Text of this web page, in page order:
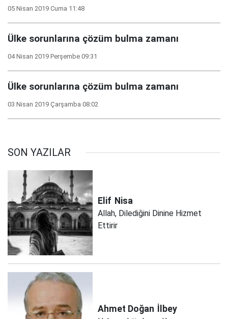
05 Nisan 2019 Cuma 11:48
Ülke sorunlarına çözüm bulma zamanı
04 Nisan 2019 Perşembe 09:31
Ülke sorunlarına çözüm bulma zamanı
03 Nisan 2019 Çarşamba 08:02
SON YAZILAR
Elif Nisa
Allah, Dilediğini Dinine Hizmet
Ettirir
Ahmet Doğan İlbey